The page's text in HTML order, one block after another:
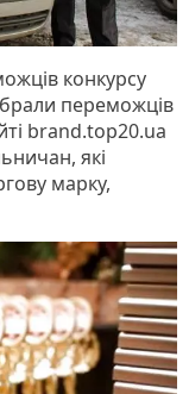
конкурсу
переможців
brand.top20.ua
які
марку,